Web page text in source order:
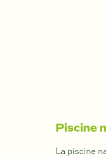
Piscine
La piscine